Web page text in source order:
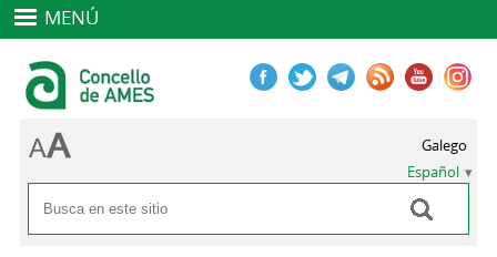
MENÚ
Formulario de búsqueda
Buscar
Galego
Español